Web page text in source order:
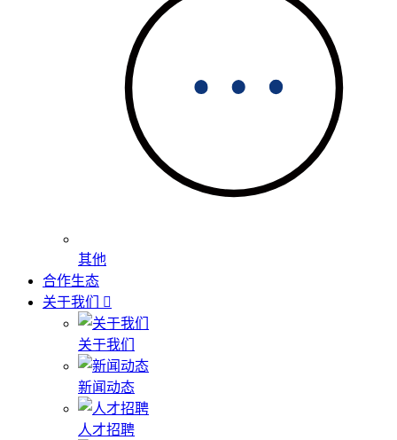
其他
合作生态
关于我们
关于我们
新闻动态
人才招聘